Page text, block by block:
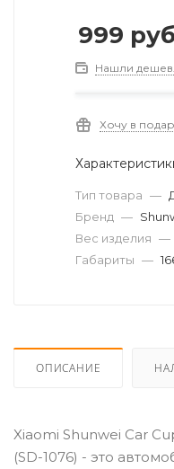
999
Нашли
Хочу в
Тип товара —
Бренд —
Вес изделия —
Габариты —
ОПИСАНИЕ
Xiaomi Shunwei Car
(SD-1076) - это